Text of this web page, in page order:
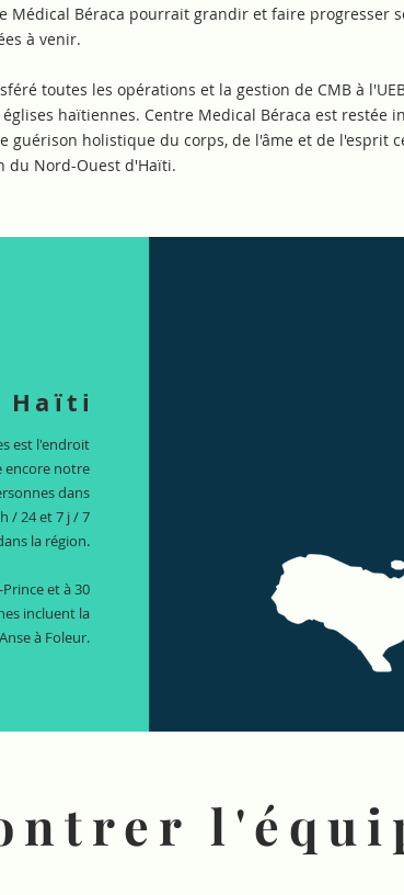
Médical Béraca pourrait grandir et faire progresser
à venir.
toutes les opérations et la gestion de CMB à
haïtiennes. Centre Medical Béraca est restée
guérison holistique du corps, de l'âme et de l'esprit
du Nord-Ouest d'Haïti.
Haïti
est l'endroit
encore notre
dans
/ 24 et 7 j / 7
la région.
et à 30
incluent la
à Foleur.